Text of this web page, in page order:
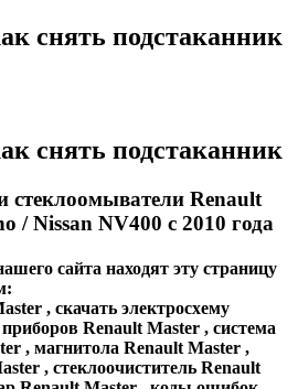
снять подстаканник
снять подстаканник
стеклоомыватели Renault
/ Nissan NV400 с 2010 года
сайта находят эту страницу
, скачать электросхему
Renault Master , система
, магнитола Renault Master ,
, стеклоочиститель Renault